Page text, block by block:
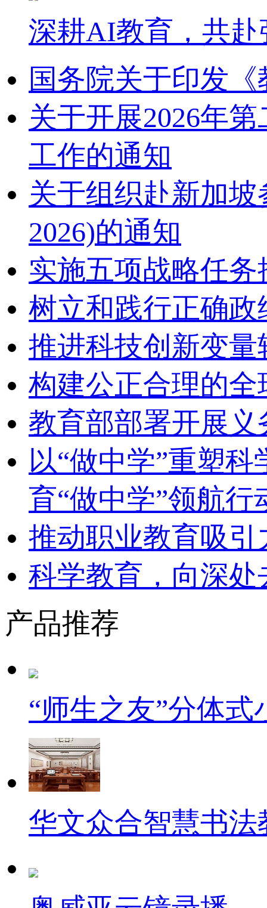
深耕AI教育，共
国务院关于印发
关于开展2026年
工作的通知
关于组织赴新加坡
2026)的通知
实施五项战略任
树立和践行正确
推进科技创新变
构建公正合理的
教育部部署开展义
以“做中学”重塑
育“做中学”领航行
推动职业教育吸引
科学教育，向深
产品推荐
“师生之友”分体
华文众合智慧书法